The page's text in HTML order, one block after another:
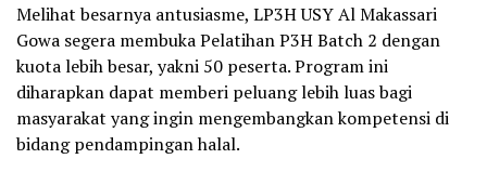
Melihat besarnya antusiasme, LP3H USY Al Makassari
Gowa segera membuka Pelatihan P3H Batch 2 dengan
kuota lebih besar, yakni 50 peserta. Program ini
diharapkan dapat memberi peluang lebih luas bagi
masyarakat yang ingin mengembangkan kompetensi di
bidang pendampingan halal.